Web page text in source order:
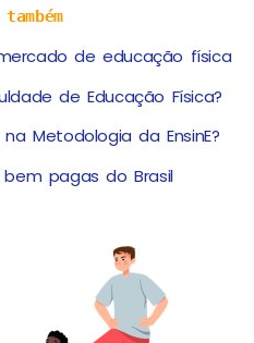
de educação física
de Educação Física?
Metodologia da EnsinE?
pagas do Brasil